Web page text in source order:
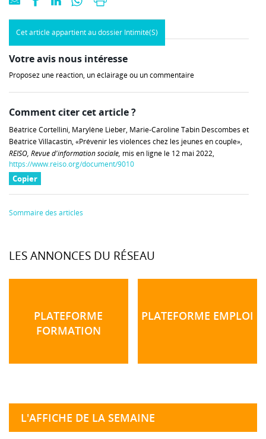
Cet article appartient au dossier Intimité(S)
Votre avis nous intéresse
Proposez une réaction, un éclairage ou un commentaire
Comment citer cet article ?
Béatrice Cortellini, Marylène Lieber, Marie-Caroline Tabin Descombes et
Béatrice Villacastin, «Prévenir les violences chez les jeunes en couple»,
REISO, Revue d'information sociale, mis en ligne le 12 mai 2022,
https://www.reiso.org/document/9010
Copier
Sommaire des articles
LES ANNONCES DU RÉSEAU
PLATEFORME
FORMATION
PLATEFORME EMPLOI
L'AFFICHE DE LA SEMAINE